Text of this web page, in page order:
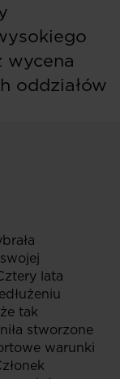
wycena
oddziałów
lata
tak
stworzone
warunki